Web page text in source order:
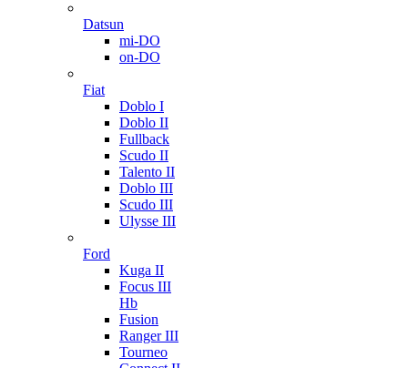
Datsun
mi-DO
on-DO
Fiat
Doblo I
Doblo II
Fullback
Scudo II
Talento II
Doblo III
Scudo III
Ulysse III
Ford
Kuga II
Focus III
Hb
Fusion
Ranger III
Tourneo